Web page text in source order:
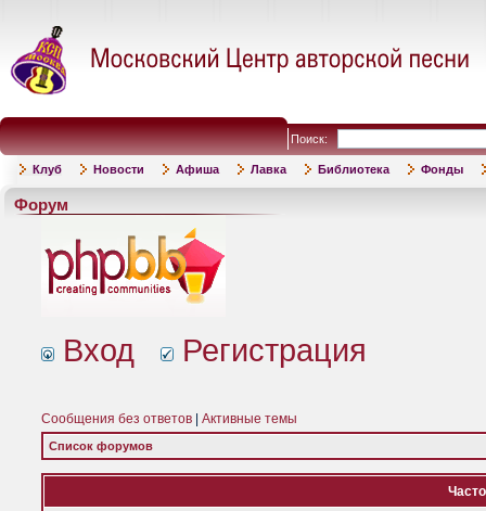
Поиск:
Клуб Новости Афиша Лавка Библиотека Фонды
Форум
Вход Регистрация
Сообщения без ответов Активные темы
Список форумов